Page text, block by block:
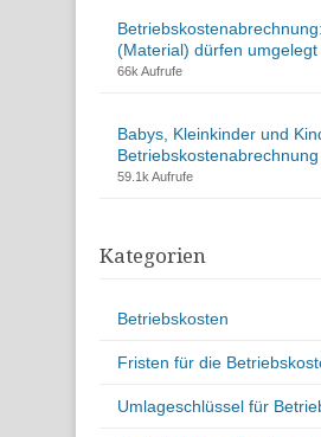
(Material) dürfen umgelegt
66k Aufrufe
Babys, Kleinkinder und
Betriebskostenabrechnung
59.1k Aufrufe
Kategorien
Betriebskosten
Fristen für die
Umlageschlüssel für